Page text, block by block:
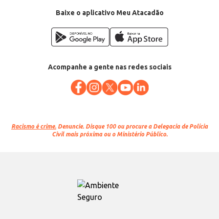
Baixe o aplicativo Meu Atacadão
Acompanhe a gente nas redes sociais
Racismo é crime. Denuncie. Disque 100 ou procure a Delegacia de Polícia
Civil mais próxima ou o Ministério Público.